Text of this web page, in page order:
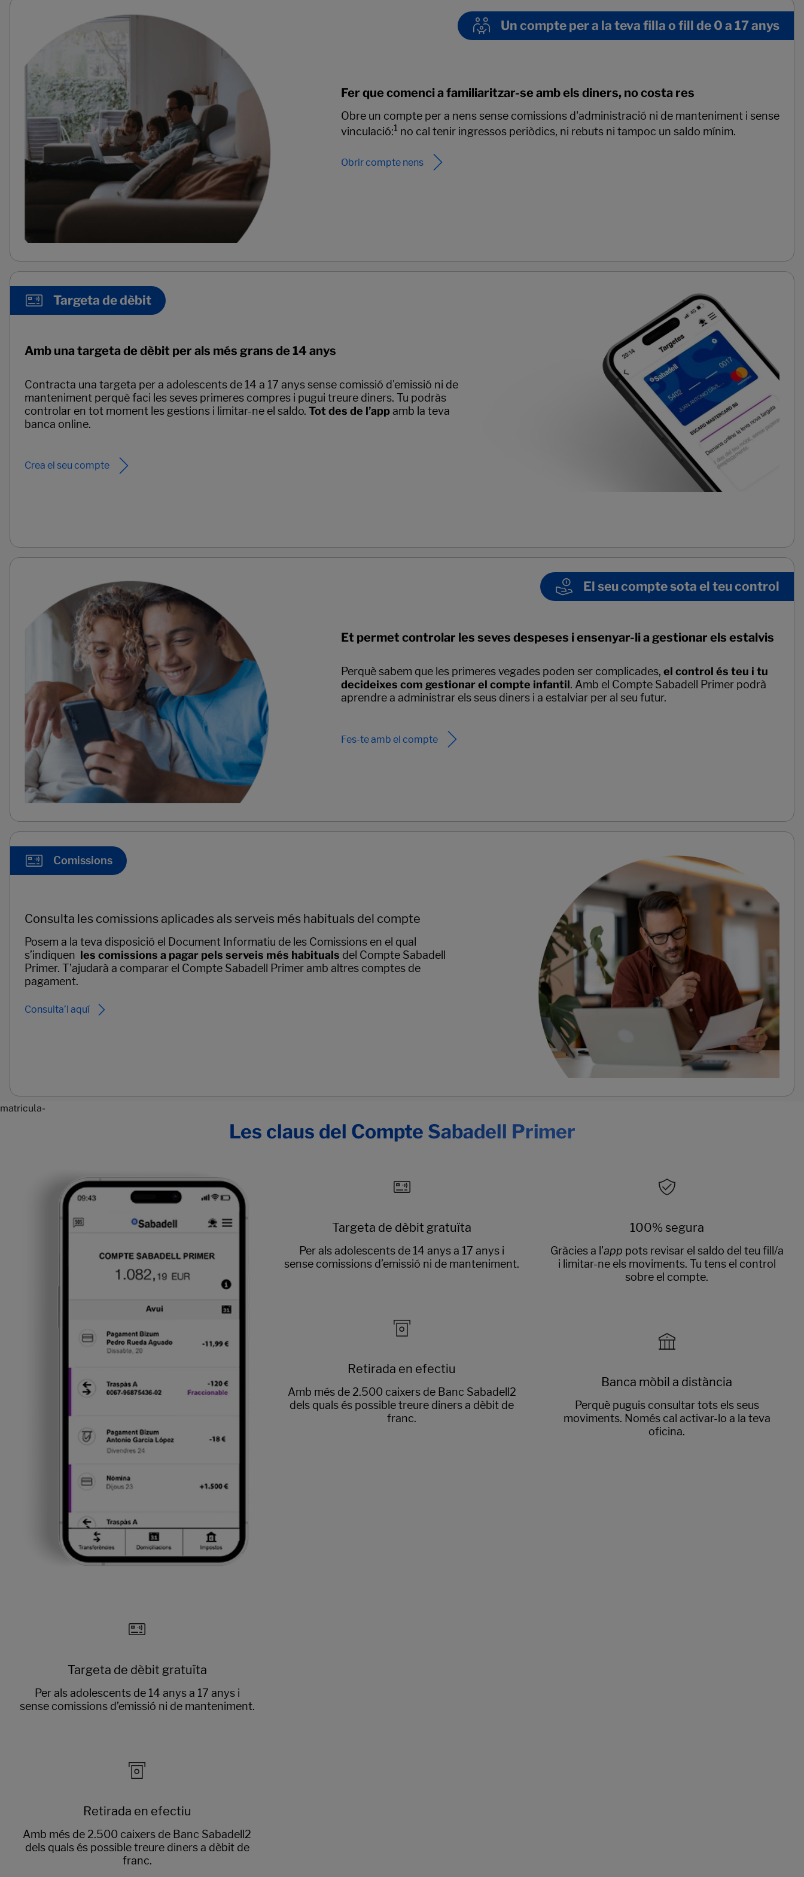
Un compte per a la teva filla o fill de 0 a 17 anys
Fer que comenci a familiaritzar-se amb els diners, no costa res
Obre un compte per a nens sense comissions d'administració ni de manteniment i sense
vinculació:1no cal tenir ingressos periòdics, ni rebuts ni tampoc un saldo mínim.
Obrir compte nens
Targeta de dèbit
Amb una targeta de dèbit per als més grans de 14 anys
Contracta una targeta per a adolescents de 14 a 17 anys sense comissió d'emissió ni de
manteniment perquè faci les seves primeres compres i pugui treure diners. Tu podràs
controlar en tot moment les gestions i limitar-ne el saldo. Tot des de l’appamb la teva
banca online.
Crea el seu compte
El seu compte sota el teu control
Et permet controlar les seves despeses i ensenyar-li a gestionar els estalvis
Perquè sabem que les primeres vegades poden ser complicades, el control és teu i tu
decideixes com gestionar el compte infantil. Amb el Compte Sabadell Primer podrà
aprendre a administrar els seus diners i a estalviar per al seu futur.
Fes-te amb el compte
Comissions
Consulta les comissions aplicades als serveis més habituals del compte
Posem a la teva disposició el Document Informatiu de les Comissions en el qual
s’indiquen les comissions a pagar pels serveis més habituals del Compte Sabadell
Primer. T’ajudarà a comparar el Compte Sabadell Primer amb altres comptes de
pagament.
Consulta’l aquí
matricula-
Les claus del Compte Sabadell Primer
Targeta de dèbit gratuïta
Per als adolescents de 14 anys a 17 anys i
sense comissions d’emissió ni de manteniment.
Retirada en efectiu
Amb més de 2.500 caixers de Banc Sabadell2
dels quals és possible treure diners a dèbit de
franc.
100% segura
Gràcies a l'app pots revisar el saldo del teu fill/a
i limitar-ne els moviments. Tu tens el control
sobre el compte.
Banca mòbil a distància
Perquè puguis consultar tots els seus
moviments. Només cal activar-lo a la teva
oficina.
Targeta de dèbit gratuïta
Per als adolescents de 14 anys a 17 anys i
sense comissions d’emissió ni de manteniment.
Retirada en efectiu
Amb més de 2.500 caixers de Banc Sabadell2
dels quals és possible treure diners a dèbit de
franc.